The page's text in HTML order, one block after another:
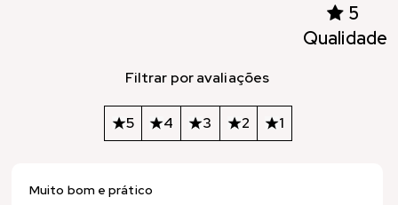
5
Qualidade
Filtrar por avaliações
5 4 3 2 1
Muito bom e prático